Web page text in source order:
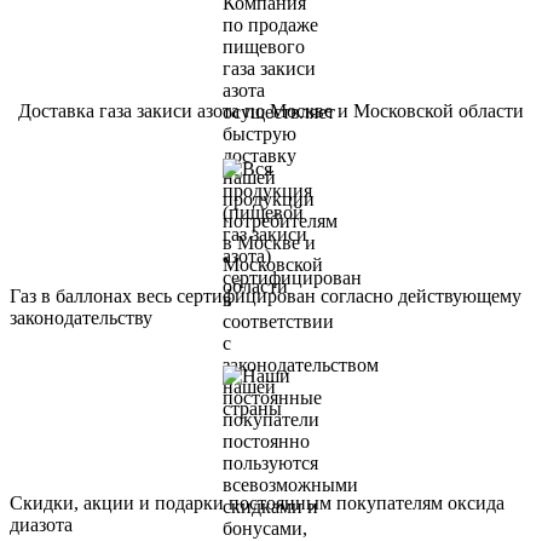
Доставка газа закиси азота по Москве и Московской области
Газ в баллонах весь сертифицирован согласно действующему
законодательству
Скидки, акции и подарки постоянным покупателям оксида
диазота